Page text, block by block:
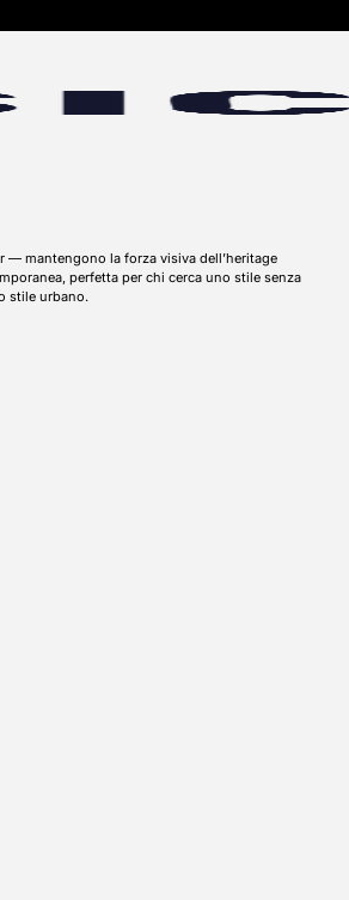
— mantengono la forza visiva dell’heritage
perfetta per chi cerca uno stile senza
stile urbano.